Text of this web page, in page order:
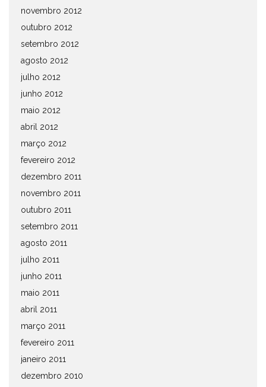
novembro 2012
outubro 2012
setembro 2012
agosto 2012
julho 2012
junho 2012
maio 2012
abril 2012
março 2012
fevereiro 2012
dezembro 2011
novembro 2011
outubro 2011
setembro 2011
agosto 2011
julho 2011
junho 2011
maio 2011
abril 2011
março 2011
fevereiro 2011
janeiro 2011
dezembro 2010